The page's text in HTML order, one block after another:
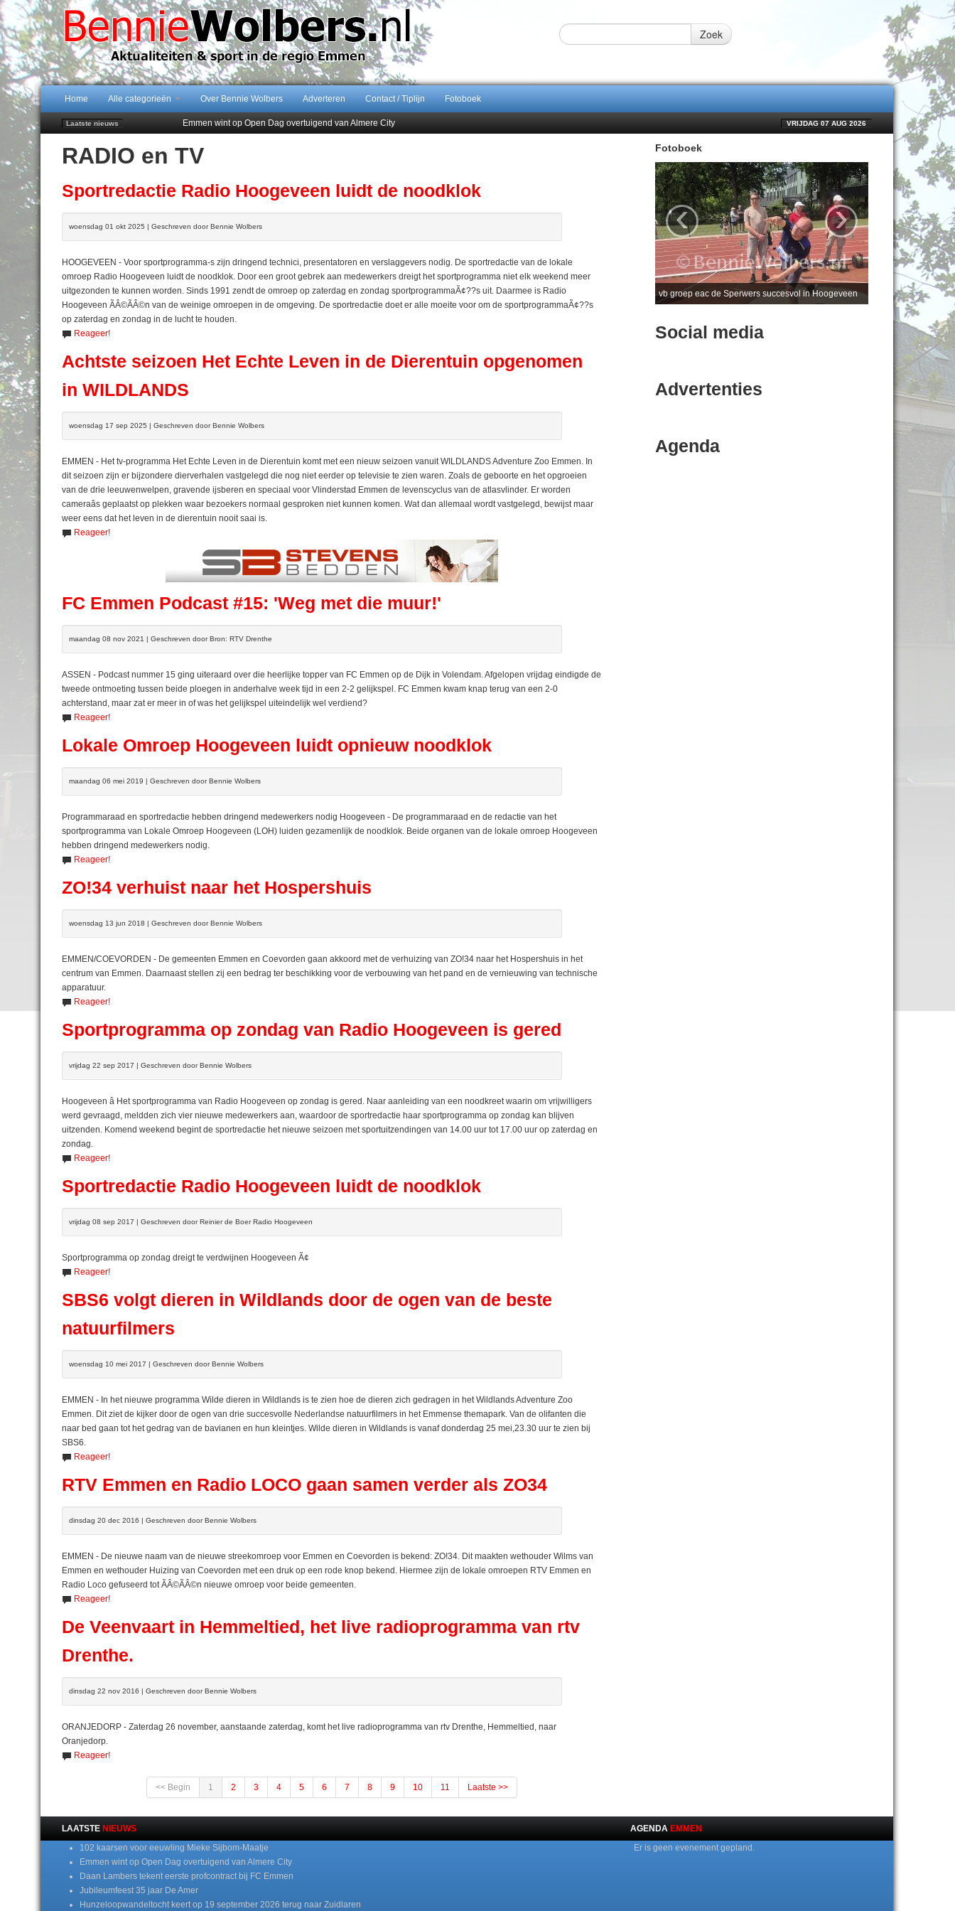
Zoek
Home Alle categorieën Over Bennie Wolbers Adverteren Contact / Tiplijn Fotoboek
Laatste nieuws
Emmen wint op Open Dag overtuigend van Almere City
Jubileumfeest 35 jaar De Amer
Hunzeloopwandeltocht keert op 19 september 2026 terug naar Zuidlaren
VRIJDAG 07 AUG 2026
RADIO en TV
Sportredactie Radio Hoogeveen luidt de noodklok
woensdag 01 okt 2025 | Geschreven door Bennie Wolbers
HOOGEVEEN - Voor sportprogramma-s zijn dringend technici, presentatoren en verslaggevers nodig. De sportredactie van de lokale
omroep Radio Hoogeveen luidt de noodklok. Door een groot gebrek aan medewerkers dreigt het sportprogramma niet elk weekend meer
uitgezonden te kunnen worden. Sinds 1991 zendt de omroep op zaterdag en zondag sportprogrammaÃ¢??s uit. Daarmee is Radio
Hoogeveen ÃÂ©ÃÂ©n van de weinige omroepen in de omgeving. De sportredactie doet er alle moeite voor om de sportprogrammaÃ¢??s
op zaterdag en zondag in de lucht te houden.
Reageer!
Achtste seizoen Het Echte Leven in de Dierentuin opgenomen
in WILDLANDS
woensdag 17 sep 2025 | Geschreven door Bennie Wolbers
EMMEN - Het tv-programma Het Echte Leven in de Dierentuin komt met een nieuw seizoen vanuit WILDLANDS Adventure Zoo Emmen. In
dit seizoen zijn er bijzondere dierverhalen vastgelegd die nog niet eerder op televisie te zien waren. Zoals de geboorte en het opgroeien
van de drie leeuwenwelpen, gravende ijsberen en speciaal voor Vlinderstad Emmen de levenscyclus van de atlasvlinder. Er worden
cameraâs geplaatst op plekken waar bezoekers normaal gesproken niet kunnen komen. Wat dan allemaal wordt vastgelegd, bewijst maar
weer eens dat het leven in de dierentuin nooit saai is.
Reageer!
FC Emmen Podcast #15: 'Weg met die muur!'
maandag 08 nov 2021 | Geschreven door Bron: RTV Drenthe
ASSEN - Podcast nummer 15 ging uiteraard over die heerlijke topper van FC Emmen op de Dijk in Volendam. Afgelopen vrijdag eindigde de
tweede ontmoeting tussen beide ploegen in anderhalve week tijd in een 2-2 gelijkspel. FC Emmen kwam knap terug van een 2-0
achterstand, maar zat er meer in of was het gelijkspel uiteindelijk wel verdiend?
Reageer!
Lokale Omroep Hoogeveen luidt opnieuw noodklok
maandag 06 mei 2019 | Geschreven door Bennie Wolbers
Programmaraad en sportredactie hebben dringend medewerkers nodig Hoogeveen - De programmaraad en de redactie van het
sportprogramma van Lokale Omroep Hoogeveen (LOH) luiden gezamenlijk de noodklok. Beide organen van de lokale omroep Hoogeveen
hebben dringend medewerkers nodig.
Reageer!
ZO!34 verhuist naar het Hospershuis
woensdag 13 jun 2018 | Geschreven door Bennie Wolbers
EMMEN/COEVORDEN - De gemeenten Emmen en Coevorden gaan akkoord met de verhuizing van ZO!34 naar het Hospershuis in het
centrum van Emmen. Daarnaast stellen zij een bedrag ter beschikking voor de verbouwing van het pand en de vernieuwing van technische
apparatuur.
Reageer!
Sportprogramma op zondag van Radio Hoogeveen is gered
vrijdag 22 sep 2017 | Geschreven door Bennie Wolbers
Hoogeveen â Het sportprogramma van Radio Hoogeveen op zondag is gered. Naar aanleiding van een noodkreet waarin om vrijwilligers
werd gevraagd, meldden zich vier nieuwe medewerkers aan, waardoor de sportredactie haar sportprogramma op zondag kan blijven
uitzenden. Komend weekend begint de sportredactie het nieuwe seizoen met sportuitzendingen van 14.00 uur tot 17.00 uur op zaterdag en
zondag.
Reageer!
Sportredactie Radio Hoogeveen luidt de noodklok
vrijdag 08 sep 2017 | Geschreven door Reinier de Boer Radio Hoogeveen
Sportprogramma op zondag dreigt te verdwijnen Hoogeveen Ã¢
Reageer!
SBS6 volgt dieren in Wildlands door de ogen van de beste
natuurfilmers
woensdag 10 mei 2017 | Geschreven door Bennie Wolbers
EMMEN - In het nieuwe programma Wilde dieren in Wildlands is te zien hoe de dieren zich gedragen in het Wildlands Adventure Zoo
Emmen. Dit ziet de kijker door de ogen van drie succesvolle Nederlandse natuurfilmers in het Emmense themapark. Van de olifanten die
naar bed gaan tot het gedrag van de bavianen en hun kleintjes. Wilde dieren in Wildlands is vanaf donderdag 25 mei,23.30 uur te zien bij
SBS6.
Reageer!
RTV Emmen en Radio LOCO gaan samen verder als ZO34
dinsdag 20 dec 2016 | Geschreven door Bennie Wolbers
EMMEN - De nieuwe naam van de nieuwe streekomroep voor Emmen en Coevorden is bekend: ZO!34. Dit maakten wethouder Wilms van
Emmen en wethouder Huizing van Coevorden met een druk op een rode knop bekend. Hiermee zijn de lokale omroepen RTV Emmen en
Radio Loco gefuseerd tot ÃÂ©ÃÂ©n nieuwe omroep voor beide gemeenten.
Reageer!
De Veenvaart in Hemmeltied, het live radioprogramma van rtv
Drenthe.
dinsdag 22 nov 2016 | Geschreven door Bennie Wolbers
ORANJEDORP - Zaterdag 26 november, aanstaande zaterdag, komt het live radioprogramma van rtv Drenthe, Hemmeltied, naar
Oranjedorp.
Reageer!
<< Begin 1 2 3 4 5 6 7 8 9 10 11 Laatste >>
Fotoboek
vb groep eac de Sperwers succesvol in Hoogeveen
‹ ›
Social media
Advertenties
Agenda
LAATSTE NIEUWS
102 kaarsen voor eeuwling Mieke Sijbom-Maatje
Emmen wint op Open Dag overtuigend van Almere City
Daan Lambers tekent eerste profcontract bij FC Emmen
Jubileumfeest 35 jaar De Amer
Hunzeloopwandeltocht keert op 19 september 2026 terug naar Zuidlaren
AGENDA EMMEN
Er is geen evenement gepland.